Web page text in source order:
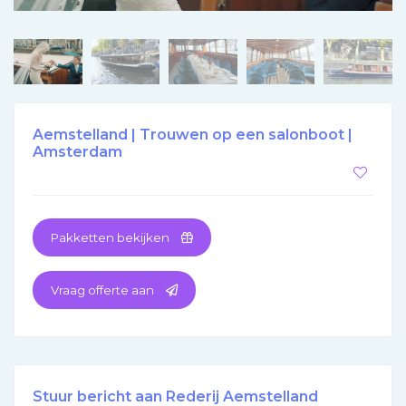
Aemstelland | Trouwen op een salonboot |
Amsterdam
Pakketten bekijken
Vraag offerte aan
Stuur bericht aan Rederij Aemstelland